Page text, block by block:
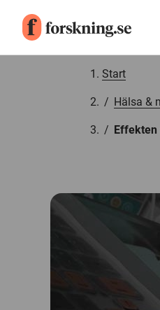
Start
/ Hälsa &
/ Effekten